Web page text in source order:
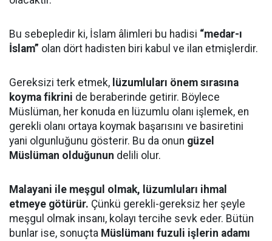
Bu sebepledir ki, İslam âlimleri bu hadisi “medar-ı
İslam” olan dört hadisten biri kabul ve ilan etmişlerdir.
Gereksizi terk etmek, lüzumluları önem sırasına
koyma fikrini de beraberinde getirir. Böylece
Müslüman, her konuda en lüzumlu olanı işlemek, en
gerekli olanı ortaya koymak başarısını ve basiretini
yani olgunluğunu gösterir. Bu da onun güzel
Müslüman olduğunun delili olur.
Malayani ile meşgul olmak, lüzumluları ihmal
etmeye götürür. Çünkü gerekli-gereksiz her şeyle
meşgul olmak insanı, kolayı tercihe sevk eder. Bütün
bunlar ise, sonuçta Müslümanı fuzuli işlerin adamı